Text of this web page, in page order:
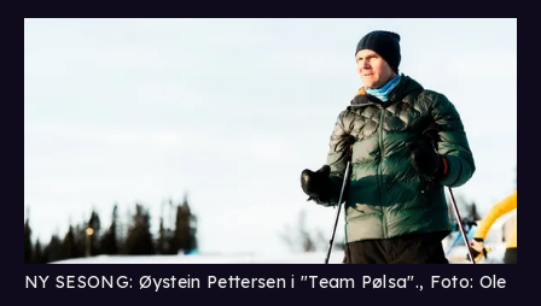
NY SESONG: Øystein Pettersen i "Team Pølsa"., Foto: Ole